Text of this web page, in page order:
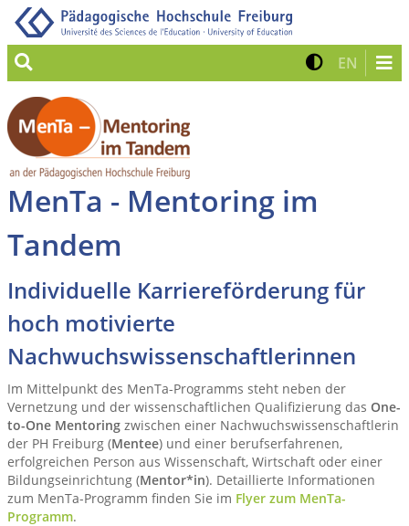
Suche Kontrast
EN Zur
MenTa - Mentoring im
Tandem
Individuelle Karriereförderung für
hoch motivierte
Nachwuchswissenschaftlerinnen
Im Mittelpunkt des MenTa-Programms steht neben der
Vernetzung und der wissenschaftlichen Qualifizierung das One-
to-One Mentoring zwischen einer Nachwuchswissenschaftlerin
der PH Freiburg (Mentee) und einer berufserfahrenen,
erfolgreichen Person aus Wissenschaft, Wirtschaft oder einer
Bildungseinrichtung (Mentor*in). Detaillierte Informationen
zum MenTa-Programm finden Sie im Flyer zum MenTa-
Programm.